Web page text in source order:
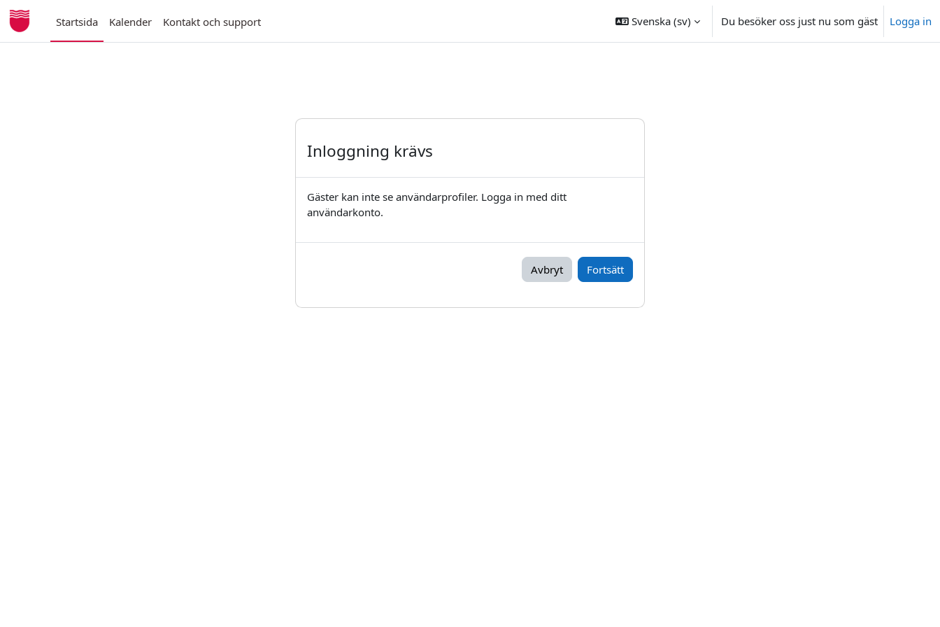
Gå direkt till huvudinnehåll
Startsida
Kalender Kontakt och support Svenska ‎(sv)‎ Du besöker oss just nu som gäst Logga in
Inloggning krävs
Gäster kan inte se användarprofiler. Logga in med ditt
användarkonto.
Avbryt Fortsätt